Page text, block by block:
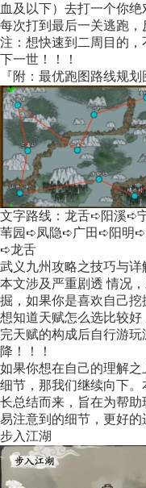
血及以下）去打一个你
每次打到最后一关逃跑，
注：想快速到二周目的
下一世！！！
『附：最优跑图路线规划
文字路线：龙舌➪阳溪
苇园➪凤隐➪广田➪阳明
➪龙舌
武义九州攻略之技巧与详
本文涉及严重剧透 情况
掘，如果你是喜欢自己
想知道天赋怎么选比较
完天赋的构成后自行游
降！！！
如果你想在自己的理解
细节，那我们继续向下
长总结而来，旨在为帮
易注意到的细节，更好的
步入江湖